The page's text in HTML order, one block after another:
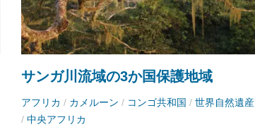
サンガ川流域の3か国保護地域
アフリカ / カメルーン / コンゴ共和国 / 世界自然遺産
/ 中央アフリカ